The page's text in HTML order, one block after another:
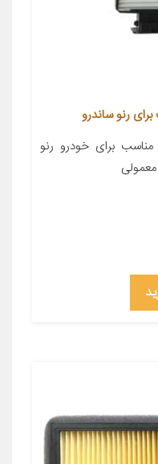
برای خودرو رنو
معمولی